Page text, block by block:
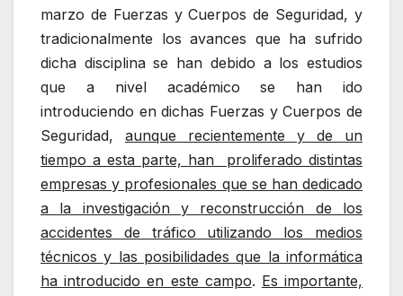
marzo de Fuerzas y Cuerpos de Seguridad, y
tradicionalmente los avances que ha sufrido
dicha disciplina se han debido a los estudios
que a nivel académico se han ido
introduciendo en dichas Fuerzas y Cuerpos de
Seguridad, aunque recientemente y de un
tiempo a esta parte, han proliferado distintas
empresas y profesionales que se han dedicado
a la investigación y reconstrucción de los
accidentes de tráfico utilizando los medios
técnicos y las posibilidades que la informática
ha introducido en este campo. Es importante,